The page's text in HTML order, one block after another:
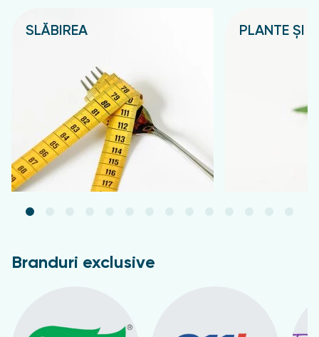
SLĂBIREA PLANTE ȘI
Branduri exclusive